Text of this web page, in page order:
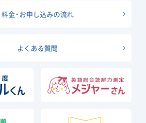
料金・お申し込みの流れ
よくある質問